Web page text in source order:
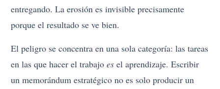
entregando. La erosión es invisible precisamente
porque el resultado se ve bien.
El peligro se concentra en una sola categoría: las tareas
en las que hacer el trabajoes el aprendizaje. Escribir
un memorándum estratégico no es solo producir un